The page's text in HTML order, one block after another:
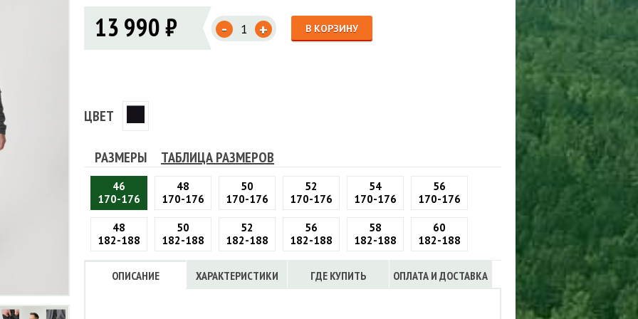
МЕМБРАННАЯ ОДЕЖДА
Флисовые брюки
Флисовые кофты
ЖИЛЕТЫ
ТРУСЫ
ЮБКИ, ПЛАТЬЯ
МЕБЕЛЬ
ИНСТРУМЕНТЫ
КОБУРЫ, ЧЕХЛЫ, РЕМНИ
КобурыОбложки, сумки
13 990 ₽ - + В КОРЗИНУ
ЦВЕТ
РАЗМЕРЫ ТАБЛИЦА РАЗМЕРОВ
46
170-176
48
170-176
50
170-176
52
170-176
54
170-176
56
170-176
48
182-188
50
182-188
52
182-188
56
182-188
58
182-188
60
182-188
ОПИСАНИЕ ХАРАКТЕРИСТИКИ ГДЕ КУПИТЬ ОПЛАТА И ДОСТАВКА